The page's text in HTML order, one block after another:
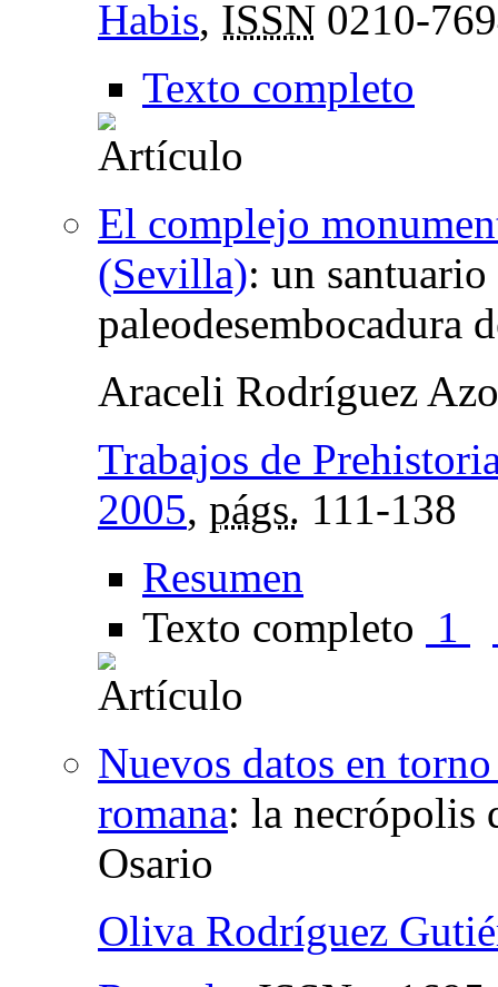
Habis, ISSN 0210-
Texto completo
El complejo
(Sevilla): un
paleodesembocadura
Araceli Rodríguez
Trabajos de
2005, págs. 111-138
Resumen
Texto completo 1
Nuevos datos en
romana: la necrópolis
Osario
Oliva Rodríguez